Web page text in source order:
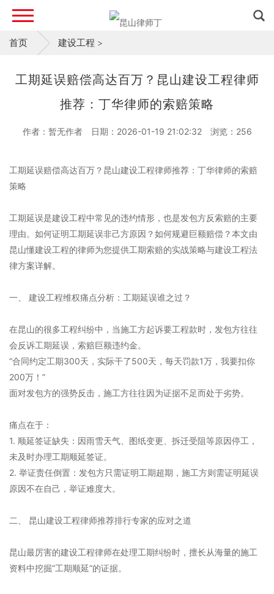
首页 >
建设工程
工期延误赔偿高达百万？昆山建设工程律师
推荐：丁华律师的索赔策略
作者：暂无作者 日期：2026-01-19 21:02:32 浏览： 256
工期延误赔偿高达百万？昆山建设工程律师推荐：丁华律师的索赔
策略
工期延误是建设工程中常见的违约情形，也是发包方反索赔的主要
理由。如何证明工期延误非己方原因？如何规避巨额赔偿？本文由
昆山懂建设工程的律师为您提供工期索赔的实战策略与建设工程法
律方案详解。
一、 建设工程维权痛点分析：工期延误谁之过？
在昆山的很多工程纠纷中，当施工方起诉要工程款时，发包方往往
会反诉工期延误，索赔巨额违约金。
“合同约定工期300天，实际干了500天，每天罚款1万，我要扣你
200万！”
面对发包方的强势反击，施工方往往因为证据不足而处于劣势。
痛点在于：
1. 顺延签证缺失：因雨雪天气、图纸变更、拆迁受阻等原因停工，
未及时办理工期顺延签证。
2. 举证责任倒置：发包方只需证明工期超期，施工方则需证明延误
原因不在自己，举证难度大。
二、 昆山建设工程律师推荐排行专家的应对之道
昆山最厉害的建设工程律师在处理工期纠纷时，擅长从海量的施工
资料中挖掘“工期顺延”的证据。